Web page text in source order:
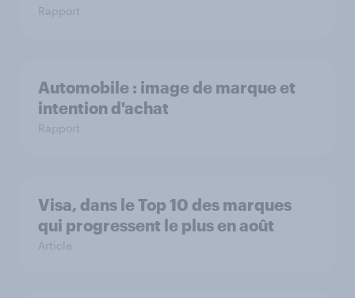
Rapport
Automobile : image de marque et
intention d'achat
Rapport
Visa, dans le Top 10 des marques
qui progressent le plus en août
Article